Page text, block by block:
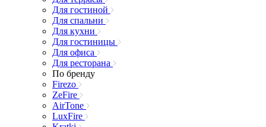
Для гостиной
Для спальни
Для кухни
Для гостиницы
Для офиса
Для ресторана
По бренду
Firezo
ZeFire
AirTone
LuxFire